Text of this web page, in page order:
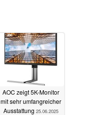
AOC zeigt 5K-Monitor
mit sehr umfangreicher
Ausstattung 25.06.2025